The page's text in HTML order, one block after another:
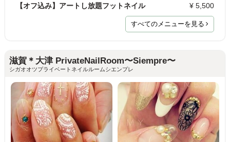
【オフ込み】アートし放題フットネイル
¥ 5,500
すべてのメニューを見る
滋賀＊大津 PrivateNailRoom〜Siempre〜
シガオオツプライベートネイルルームシエンプレ